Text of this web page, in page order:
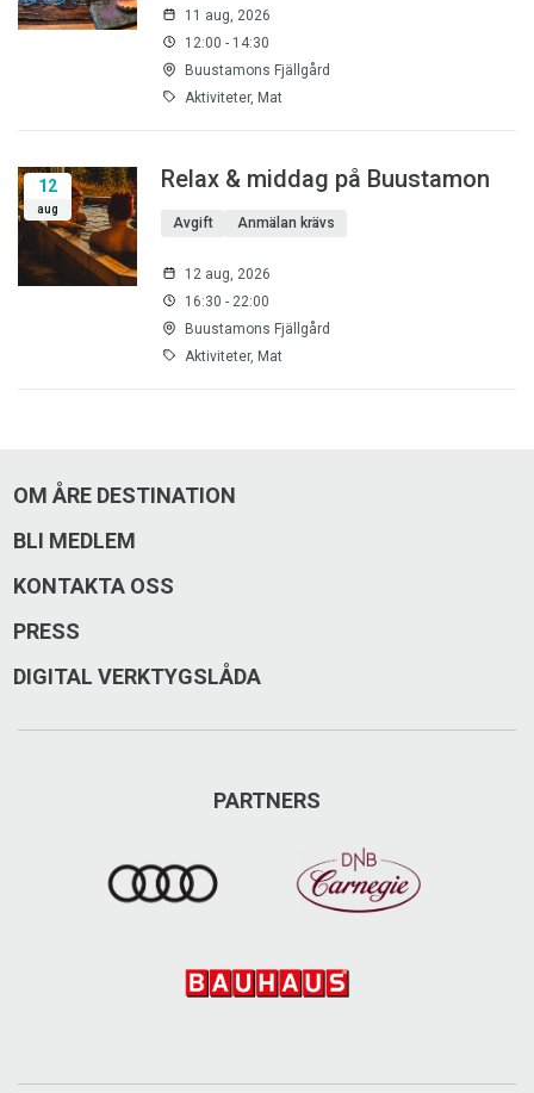
11 aug, 2026
12:00 - 14:30
Buustamons Fjällgård
Aktiviteter, Mat
12
aug
Relax & middag på Buustamon
Avgift Anmälan krävs
12 aug, 2026
16:30 - 22:00
Buustamons Fjällgård
Aktiviteter, Mat
OM ÅRE DESTINATION
BLI MEDLEM
KONTAKTA OSS
PRESS
DIGITAL VERKTYGSLÅDA
PARTNERS